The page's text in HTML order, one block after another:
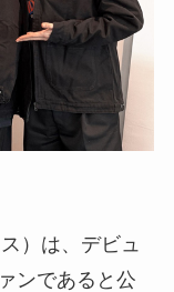
）は、デビュ
ンであると公